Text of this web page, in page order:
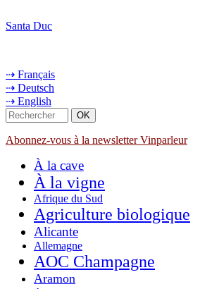
Santa Duc
⇢ Français
⇢ Deutsch
⇢ English
Abonnez-vous à la newsletter Vinparleur
À la cave
À la vigne
Afrique du Sud
Agriculture biologique
Alicante
Allemagne
AOC Champagne
Aramon